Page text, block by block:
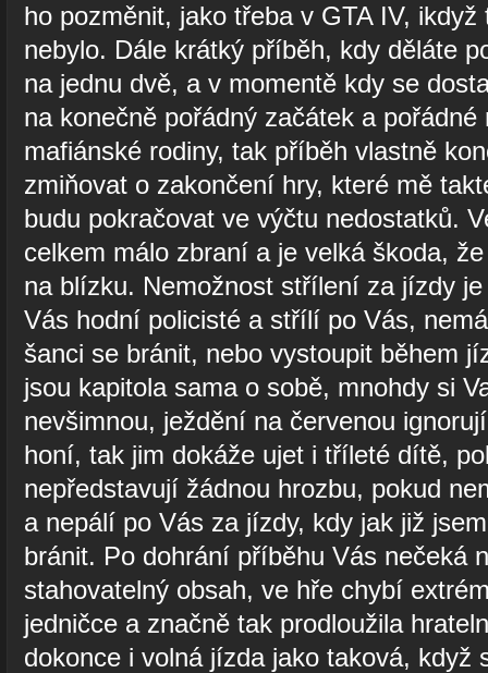
ho pozměnit, jako třeba v GTA IV,
nebylo. Dále krátký příběh, kdy děláte
na jednu dvě, a v momentě kdy se
na konečně pořádný začátek a pořádné
mafiánské rodiny, tak příběh vlastně
zmiňovat o zakončení hry, které mě
budu pokračovat ve výčtu nedostatků.
celkem málo zbraní a je velká škoda,
na blízku. Nemožnost střílení za jízdy
Vás hodní policisté a střílí po Vás,
šanci se bránit, nebo vystoupit během
jsou kapitola sama o sobě, mnohdy si
nevšimnou, ježdění na červenou
honí, tak jim dokáže ujet i tříleté dítě,
nepředstavují žádnou hrozbu, pokud
a nepálí po Vás za jízdy, kdy jak již
bránit. Po dohrání příběhu Vás nečeká
stahovatelný obsah, ve hře chybí
jedničce a značně tak prodloužila
dokonce i volná jízda jako taková, když